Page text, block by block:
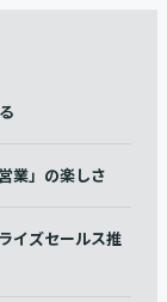
業」の楽しさ
イズセールス推